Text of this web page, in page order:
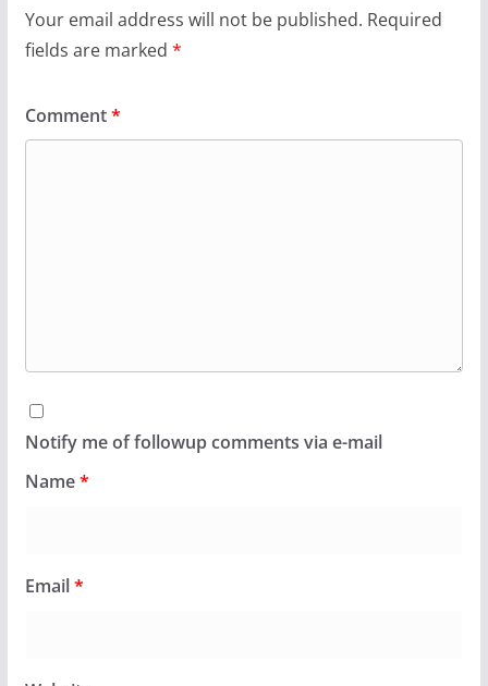
Your email address will not be published. Required
fields are marked *
Comment*
Notify me of followup comments via e-mail
Name*
Email*